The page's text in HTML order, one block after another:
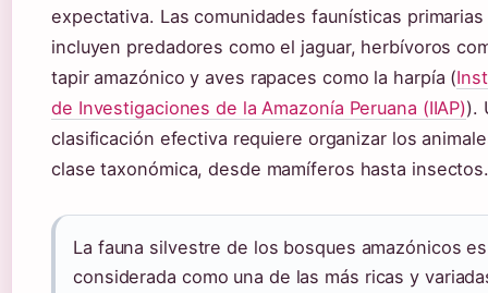
expectativa. Las comunidades faunísticas primarias
incluyen predadores como el jaguar, herbívoros
tapir amazónico y aves rapaces como la harpía (
de Investigaciones de la Amazonía Peruana (IIAP)).
clasificación efectiva requiere organizar los
clase taxonómica, desde mamíferos hasta
La fauna silvestre de los bosques amazónicos es
considerada como una de las más ricas y